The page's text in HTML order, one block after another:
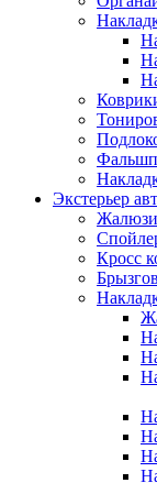
Экстерьер
Жалюзи
Кросс